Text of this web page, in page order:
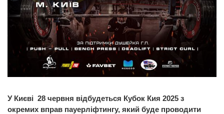
У Києві 28 червня відбудеться Кубок Кия 2025 з
окремих вправ пауерліфтингу, який буде проводити